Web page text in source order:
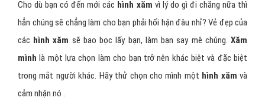
Cho dù bạn có đến mới các hình xăm vì lý do gì đi chăng nữa thì
hẳn chúng sẽ chẳng làm cho bạn phải hối hận đâu nhỉ? Vẻ đẹp của
các hình xăm sẽ bao bọc lấy bạn, làm bạn say mê chúng.Xăm
mình là một lựa chọn làm cho bạn trở nên khác biệt và đặc biệt
trong mắt người khác. Hãy thử chọn cho mình một hình xăm và
cảm nhận nó .